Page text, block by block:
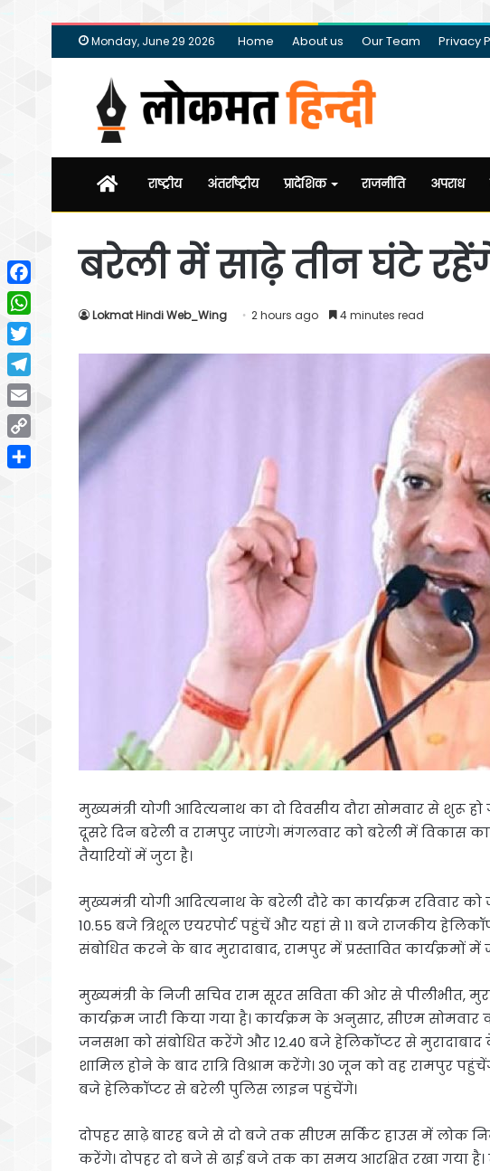
Monday, June 29 2026 Home About us Our Team Privacy
Homeराष्ट्रीय अंतर्राष्ट्रीय प्रादेशिक राजनीति अपराध
बरेली में साढ़े तीन घंटे
Lokmat Hindi Web_Wing 2 hours ago 4 minutes read
मुख्यमंत्री योगी आदित्यनाथ का दो दिवसीय दौरा सोमवार से शुरू
दूसरे दिन बरेली व रामपुर जाएंगे। मंगलवार को बरेली में विकास
तैयारियों में जुटा है।
मुख्यमंत्री योगी आदित्यनाथ के बरेली दौरे का कार्यक्रम रविवार को
10.55 बजे त्रिशूल एयरपोर्ट पहुंचें और यहां से 11 बजे राजकीय
संबोधित करने के बाद मुरादाबाद, रामपुर में प्रस्तावित कार्यक्रमों में
मुख्यमंत्री के निजी सचिव राम सूरत सविता की ओर से पीलीभीत,
कार्यक्रम जारी किया गया है। कार्यक्रम के अनुसार, सीएम
जनसभा को संबोधित करेंगे और 12.40 बजे हेलिकॉप्टर से मुरादाबाद
शामिल होने के बाद रात्रि विश्राम करेंगे। 30 जून को वह रामपुर
बजे हेलिकॉप्टर से बरेली पुलिस लाइन पहुंचेंगे।
दोपहर साढ़े बारह बजे से दो बजे तक सीएम सर्किट हाउस में लोक
करेंगे। दोपहर दो बजे से ढाई बजे तक का समय आरक्षित रखा गया
Facebook
WhatsApp
Twitter
Telegram
Email
Copy
Link